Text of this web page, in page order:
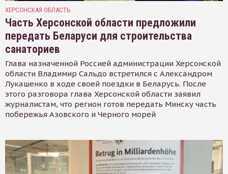
ХЕРСОНСКАЯ ОБЛАСТЬ
Часть Херсонской области предложили
передать Беларуси для строительства
санаториев
Глава назначенной Россией администрации Херсонской
области Владимир Сальдо встретился с Александром
Лукашенко в ходе своей поездки в Беларусь. После
этого разговора глава Херсонской области заявил
журналистам, что регион готов передать Минску часть
побережья Азовского и Черного морей